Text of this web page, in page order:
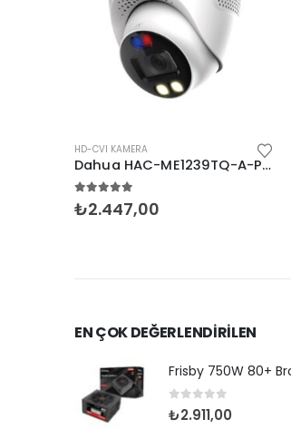
HD-CVI KAMERA
Dahua HAC-B1A21-A-0360B 2MP Bullet Sesli HDCVI
5 üzerinden
₺1.114,00
EN ÇOK DEĞERLENDİRİLEN
0 5 üzerinden
₺2.911,00